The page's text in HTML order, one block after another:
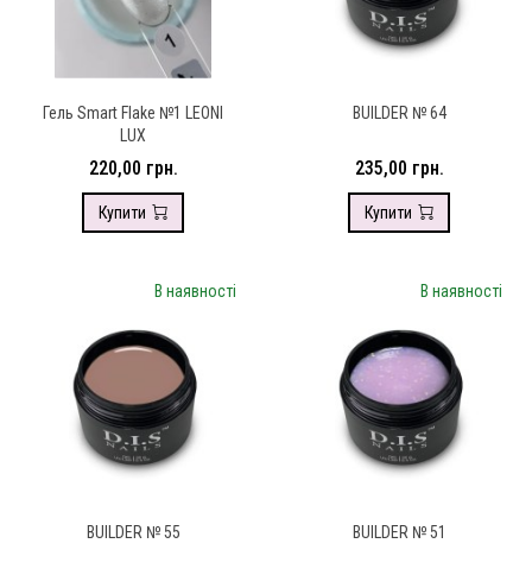
Гель Smart Flake №1 LEONI
LUX
220,00 грн.
Купити
BUILDER № 64
235,00 грн.
Купити
В наявності
BUILDER № 55
В наявності
BUILDER № 51